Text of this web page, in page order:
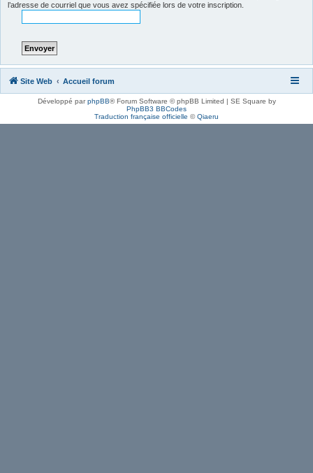
l’adresse de courriel que vous avez spécifiée lors de votre inscription.
Site Web Accueil forum
Développé parphpBB® Forum Software © phpBB Limited | SE Square by
PhpBB3 BBCodes
Traduction française officielle ©Qiaeru